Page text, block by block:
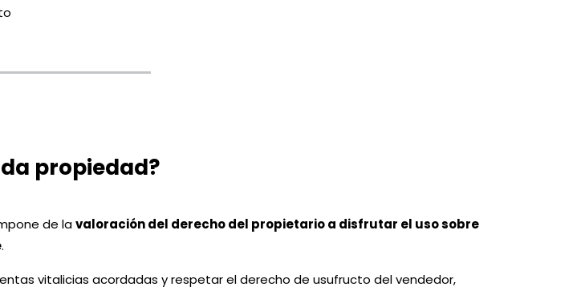
propiedad?
de lavaloración del derecho del propietario a disfrutar el uso sobre
.
vitalicias acordadas y respetar el derecho de usufructo del vendedor,